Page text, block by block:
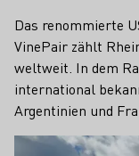
Das renommierte
VinePair zählt
weltweit. In dem
international
Argentinien und
Mehr erfahren